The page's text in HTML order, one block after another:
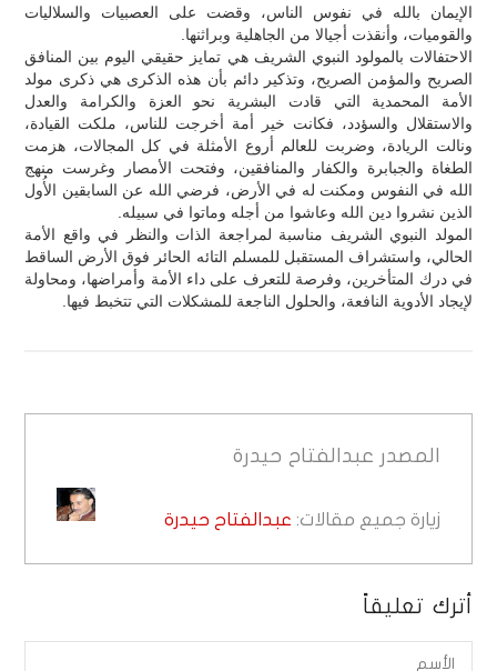
الإيمان بالله في نفوس الناس، وقضت على العصبيات والسلاليات
والقوميات، وأنقذت أجيالا من الجاهلية وبراثنها.
الاحتفالات بالمولود النبوي الشريف هي تمايز حقيقي اليوم بين المنافق
الصريح والمؤمن الصريح، وتذكير دائم بأن هذه الذكرى هي ذكرى مولد
الأمة المحمدية التي قادت البشرية نحو العزة والكرامة والعدل
والاستقلال والسؤدد، فكانت خير أمة أخرجت للناس، ملكت القيادة،
ونالت الريادة، وضربت للعالم أروع الأمثلة في كل المجالات، هزمت
الطغاة والجبابرة والكفار والمنافقين، وفتحت الأمصار وغرست منهج
الله في النفوس ومكنت له في الأرض، فرضي الله عن السابقين الأُول
الذين نشروا دين الله وعاشوا من أجله وماتوا في سبيله.
المولد النبوي الشريف مناسبة لمراجعة الذات والنظر في واقع الأمة
الحالي، واستشراف المستقبل للمسلم التائه الحائر فوق الأرض الساقط
في درك المتأخرين، وفرصة للتعرف على داء الأمة وأمراضها، ومحاولة
لإيجاد الأدوية النافعة، والحلول الناجعة للمشكلات التي تتخبط فيها.
المصدر عبدالفتاح حيدرة
زيارة جميع مقالات: عبدالفتاح حيدرة
أترك تعليقاً